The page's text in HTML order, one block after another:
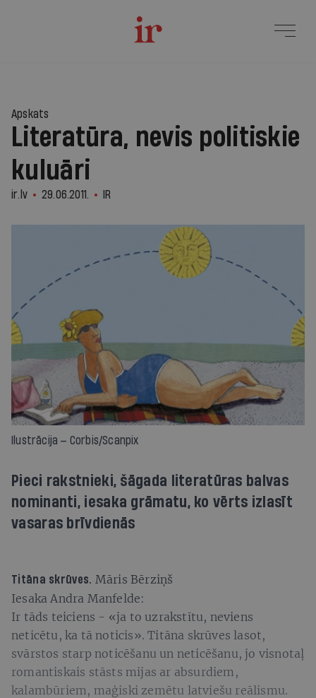
Apskats
Literatūra, nevis politiskie
kuluāri
ir.lv 29.06.2011. IR
Ilustrācija — Corbis/Scanpix
Pieci rakstnieki, šāgada literatūras balvas
nominanti, iesaka grāmatu, ko vērts izlasīt
vasaras brīvdienās
Titāna skrūves. Māris Bērziņš
Iesaka Andra Manfelde:
Ir tāds teiciens - «ja to uzrakstītu, neviens
neticētu, ka tā noticis». Titāna skrūves lasot,
svārstos starp noticēšanu un neticēšanu, jo visnotaļ
romantiskais stāsts mijas ar absurdiem,
kalambūriem, maģiski zemētu latviešu reālismu.